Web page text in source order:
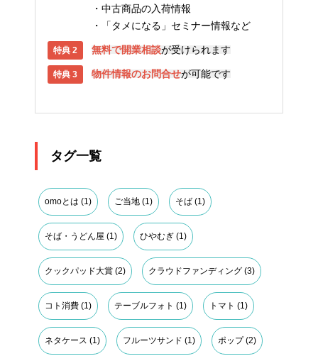
中古商品の入荷情報
「タメになる」セミナー情報など
無料で開業相談が受けられます
物件情報のお問合せが可能です
タグ一覧
omoとは (1) ご当地 (1) そば (1)
そば・うどん屋 (1) ひやむぎ (1)
クックパッド大賞 (2) クラウドファンディング (3)
コト消費 (1) テーブルフォト (1) トマト (1)
ネタケース (1) フルーツサンド (1) ポップ(2)